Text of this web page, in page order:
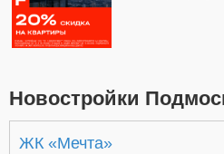
Новостройки
ЖК «Мечта»